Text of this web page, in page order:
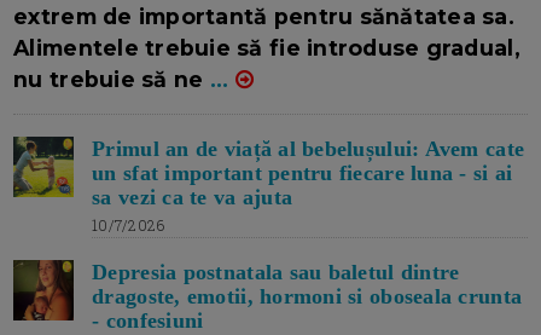
extrem de importantă pentru sănătatea sa.
Alimentele trebuie să fie introduse gradual,
nu trebuie să ne ...
Primul an de viață al bebelușului: Avem cate
un sfat important pentru fiecare luna - si ai
sa vezi ca te va ajuta
10/7/2026
Depresia postnatala sau baletul dintre
dragoste, emotii, hormoni si oboseala crunta
- confesiuni